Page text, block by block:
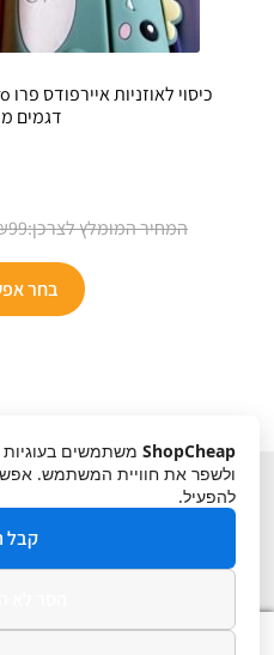
דגמים
99
בחר
ShopCheap משתמשים
ולשפר את חוויית המשתמש. אפשר
להפעיל.
קבל